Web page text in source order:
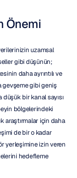
Önemi
uzamsal
gibi düşünün;
daha ayrıntılı ve
gevşeme gibi geniş
bir kanal sayısı
bölgelerindeki
araştırmalar için daha
de bir o kadar
yerleşimine izin veren
hedefleme